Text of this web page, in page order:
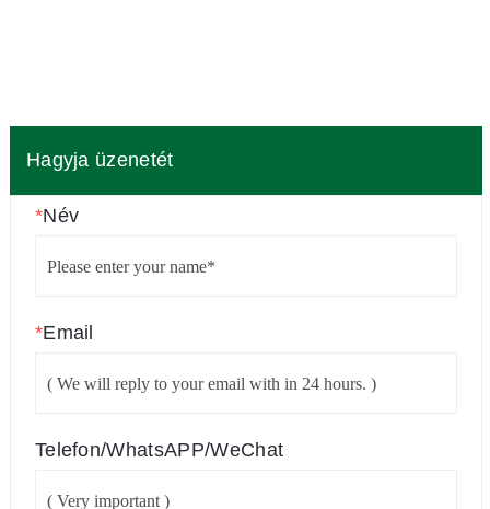
Hagyja üzenetét
*Név
*Email
Telefon/WhatsAPP/WeChat